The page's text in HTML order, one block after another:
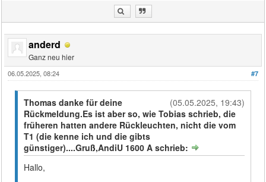
anderd
Ganz neu hier
#7
06.05.2025, 08:24
(05.05.2025, 19:43)
Thomas danke für deine
Rückmeldung.Es ist aber so, wie Tobias schrieb, die
früheren hatten andere Rückleuchten, nicht die vom
T1 (die kenne ich und die gibts
günstiger)....Gruß,AndiU 1600 A schrieb:
Hallo,